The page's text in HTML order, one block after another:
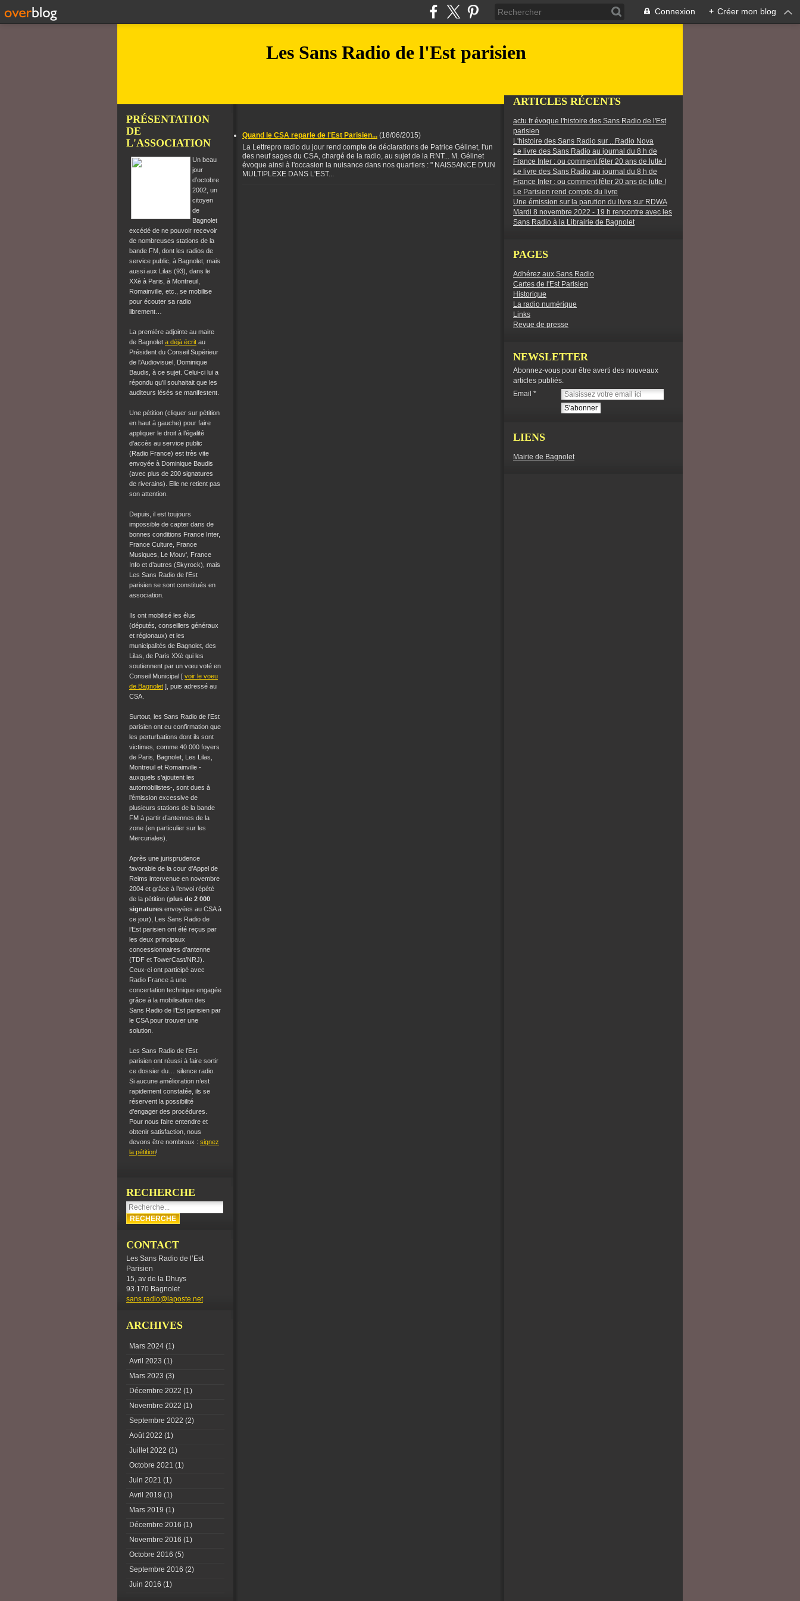
Connexion + Créer mon blog
Les Sans Radio de l'Est parisien
PRÉSENTATION
DE
L'ASSOCIATION
Un beau
jour
d’octobre
2002, un
citoyen
de
Bagnolet
excédé de ne pouvoir recevoir
de nombreuses stations de la
bande FM, dont les radios de
service public, à Bagnolet, mais
aussi aux Lilas (93), dans le
XXè à Paris, à Montreuil,
Romainville, etc., se mobilise
pour écouter sa radio
librement…
La première adjointe au maire
de Bagnolet a déjà écrit au
Président du Conseil Supérieur
de l'Audiovisuel, Dominique
Baudis, à ce sujet. Celui-ci lui a
répondu qu'il souhaitait que les
auditeurs lésés se manifestent.
Une pétition (cliquer sur pétition
en haut à gauche) pour faire
appliquer le droit à l’égalité
d’accès au service public
(Radio France) est très vite
envoyée à Dominique Baudis
(avec plus de 200 signatures
de riverains). Elle ne retient pas
son attention.
Depuis, il est toujours
impossible de capter dans de
bonnes conditions France Inter,
France Culture, France
Musiques, Le Mouv', France
Info et d’autres (Skyrock), mais
Les Sans Radio de l’Est
parisien se sont constitués en
association.
Ils ont mobilisé les élus
(députés, conseillers généraux
et régionaux) et les
municipalités de Bagnolet, des
Lilas, de Paris XXè qui les
soutiennent par un vœu voté en
Conseil Municipal [ voir le voeu
de Bagnolet ] , puis adressé au
CSA.
Surtout, les Sans Radio de l’Est
parisien ont eu confirmation que
les perturbations dont ils sont
victimes, comme 40 000 foyers
de Paris, Bagnolet, Les Lilas,
Montreuil et Romainville -
auxquels s’ajoutent les
automobilistes-, sont dues à
l’émission excessive de
plusieurs stations de la bande
FM à partir d’antennes de la
zone (en particulier sur les
Mercuriales).
Après une jurisprudence
favorable de la cour d’Appel de
Reims intervenue en novembre
2004 et grâce à l’envoi répété
de la pétition (plus de 2 000
signatures envoyées au CSA à
ce jour), Les Sans Radio de
l’Est parisien ont été reçus par
les deux principaux
concessionnaires d’antenne
(TDF et TowerCast/NRJ).
Ceux-ci ont participé avec
Radio France à une
concertation technique engagée
grâce à la mobilisation des
Sans Radio de l’Est parisien par
le CSA pour trouver une
solution.
Les Sans Radio de l’Est
parisien ont réussi à faire sortir
ce dossier du… silence radio.
Si aucune amélioration n’est
rapidement constatée, ils se
réservent la possibilité
d’engager des procédures.
Pour nous faire entendre et
obtenir satisfaction, nous
devons être nombreux : signez
la pétition!
RECHERCHE
CONTACT
Les Sans Radio de l’Est
Parisien
15, av de la Dhuys
93 170 Bagnolet
sans.radio@laposte.net
ARCHIVES
Mars 2024 (1)
Avril 2023 (1)
Mars 2023 (3)
Décembre 2022 (1)
Novembre 2022 (1)
Septembre 2022 (2)
Août 2022 (1)
Juillet 2022 (1)
Octobre 2021 (1)
Juin 2021 (1)
Avril 2019 (1)
Mars 2019 (1)
Décembre 2016 (1)
Novembre 2016 (1)
Octobre 2016 (5)
Septembre 2016 (2)
Juin 2016 (1)
Quand le CSA reparle de l'Est Parisien... (18/06/2015)
La Lettrepro radio du jour rend compte de déclarations de Patrice Gélinet, l'un
des neuf sages du CSA, chargé de la radio, au sujet de la RNT... M. Gélinet
évoque ainsi à l'occasion la nuisance dans nos quartiers : " NAISSANCE D'UN
MULTIPLEXE DANS L'EST...
ARTICLES RÉCENTS
actu.fr évoque l'histoire des Sans Radio de l'Est
parisien
L'histoire des Sans Radio sur ...Radio Nova
Le livre des Sans Radio au journal du 8 h de
France Inter : ou comment fêter 20 ans de lutte !
Le livre des Sans Radio au journal du 8 h de
France Inter : ou comment fêter 20 ans de lutte !
Le Parisien rend compte du livre
Une émission sur la parution du livre sur RDWA
Mardi 8 novembre 2022 - 19 h rencontre avec les
Sans Radio à la Librairie de Bagnolet
PAGES
Adhérez aux Sans Radio
Cartes de l'Est Parisien
Historique
La radio numérique
Links
Revue de presse
NEWSLETTER
Abonnez-vous pour être averti des nouveaux
articles publiés.
Email
LIENS
Mairie de Bagnolet